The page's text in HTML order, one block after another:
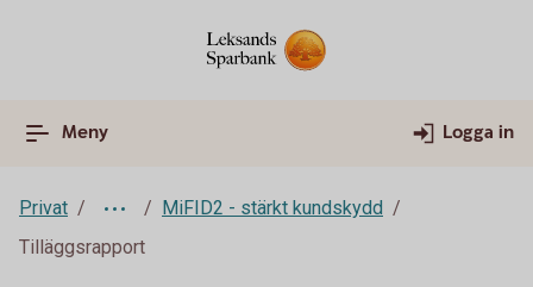
Meny Logga in
Privat
MiFID2 - stärkt kundskydd
Tilläggsrapport